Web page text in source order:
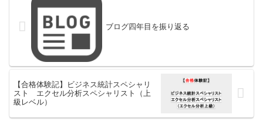
ブログ四年目を振り返る
【合格体験記】ビジネス統計スペシャリ
スト エクセル分析スペシャリスト（上
級レベル）